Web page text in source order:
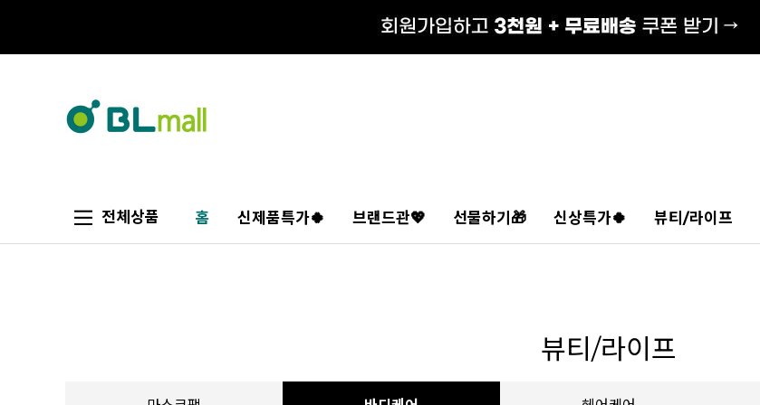
전체상품 홈 신제품특가🍀 브랜드관💖 선물하기🎁 신상특가🍀 뷰티/라이프
뷰티/라이프